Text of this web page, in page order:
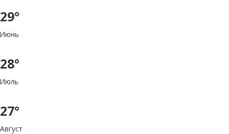
29°
Июнь
28°
Июль
27°
Август